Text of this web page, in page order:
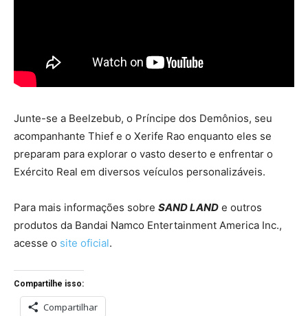
Junte-se a Beelzebub, o Príncipe dos Demônios, seu
acompanhante Thief e o Xerife Rao enquanto eles se
preparam para explorar o vasto deserto e enfrentar o
Exército Real em diversos veículos personalizáveis.
Para mais informações sobre SAND LAND e outros
produtos da Bandai Namco Entertainment America Inc.,
acesse o site oficial.
Compartilhe isso:
Compartilhar